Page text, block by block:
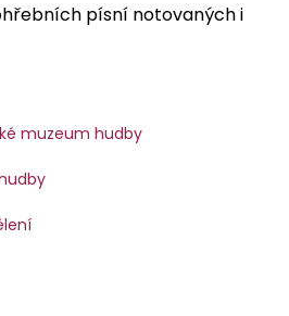
písní notovaných i
muzeum hudby